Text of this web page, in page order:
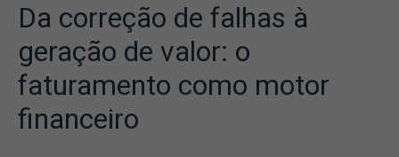
Da correção de falhas à
geração de valor: o
faturamento como motor
financeiro